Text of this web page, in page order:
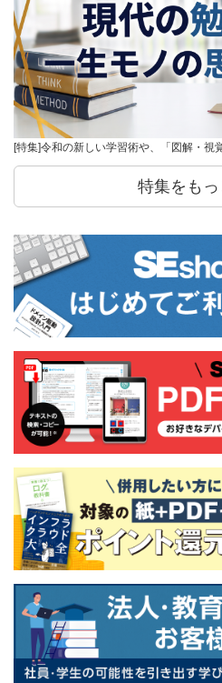
[特集]令和の新しい学習術や、「図解・
特集をも